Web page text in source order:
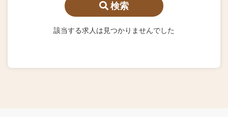
検索
該当する求人は見つかりませんでした